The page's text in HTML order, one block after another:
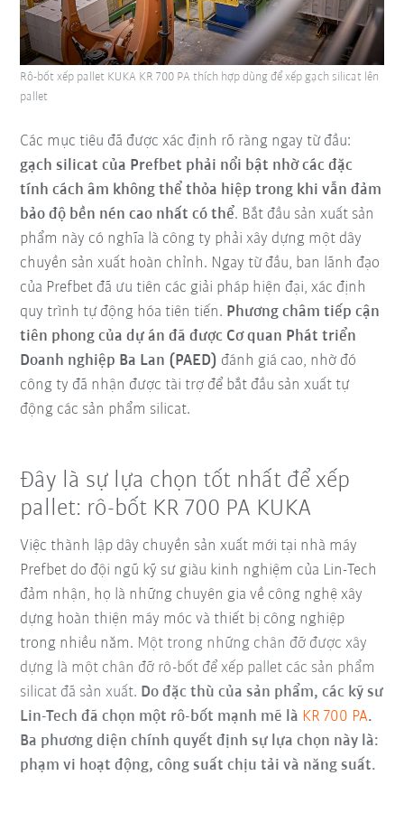
Các mục tiêu đã được xác định rõ ràng ngay từ đầu:
gạch silicat của Prefbet phải nổi bật nhờ các đặc
tính cách âm không thể thỏa hiệp trong khi vẫn đảm
bảo độ bền nén cao nhất có thể. Bắt đầu sản xuất sản
phẩm này có nghĩa là công ty phải xây dựng một dây
chuyền sản xuất hoàn chỉnh. Ngay từ đầu, ban lãnh đạo
của Prefbet đã ưu tiên các giải pháp hiện đại, xác định
quy trình tự động hóa tiên tiến. Phương châm tiếp cận
tiên phong của dự án đã được Cơ quan Phát triển
Doanh nghiệp Ba Lan (PAED) đánh giá cao, nhờ đó
công ty đã nhận được tài trợ để bắt đầu sản xuất tự
động các sản phẩm silicat.
Rô-bốt xếp pallet KUKA KR 700 PA thích hợp dùng để xếp gạch silicat lên
pallet
Đây là sự lựa chọn tốt nhất để xếp
pallet: rô-bốt KR 700 PA KUKA
Việc thành lập dây chuyền sản xuất mới tại nhà máy
Prefbet do đội ngũ kỹ sư giàu kinh nghiệm của Lin-Tech
đảm nhận, họ là những chuyên gia về công nghệ xây
dựng hoàn thiện máy móc và thiết bị công nghiệp
trong nhiều năm. Một trong những chân đỡ được xây
dựng là một chân đỡ rô-bốt để xếp pallet các sản phẩm
silicat đã sản xuất. Do đặc thù của sản phẩm, các kỹ sư
Lin-Tech đã chọn một rô-bốt mạnh mẽ là KR 700 PA.
Ba phương diện chính quyết định sự lựa chọn này là:
phạm vi hoạt động, công suất chịu tải và năng suất.